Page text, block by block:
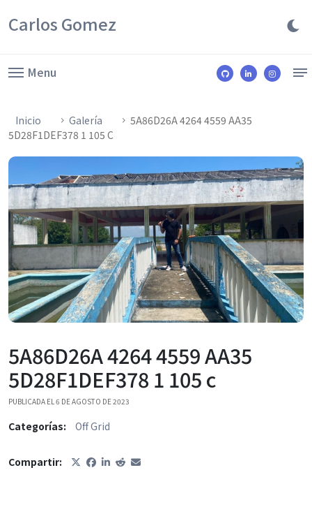
Carlos Gomez
Menu
Inicio Galería
5A86D26A 4264 4559 AA35
5D28F1DEF378 1 105 C
5A86D26A 4264 4559 AA35
5D28F1DEF378 1 105 c
PUBLICADA EL 6 DE AGOSTO DE 2023
Categorías: Off Grid
Compartir: